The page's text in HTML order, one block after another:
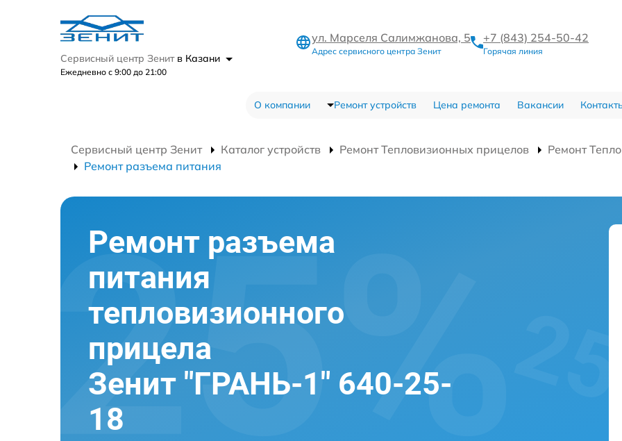
Сервисный центр Зенит в Казани
Ежедневно с 9:00 до 21:00
ул. Марселя Салимжанова, 5
Адрес сервисного центра Зенит
+7 (843) 254-50-42
Горячая линия
О компании Ремонт устройств Цена ремонта Вакансии
Сервисный центр Зенит Каталог устройств Ремонт Тепловизионных прицелов
Ремонт
Ремонт разъема питания
Ремонт разъема
питания
тепловизионного
прицела
Зенит "ГРАНЬ-1" 640-25-
18